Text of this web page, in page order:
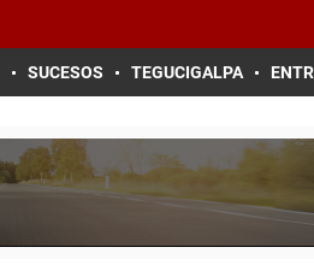
SUCESOS TEGUCIGALPA